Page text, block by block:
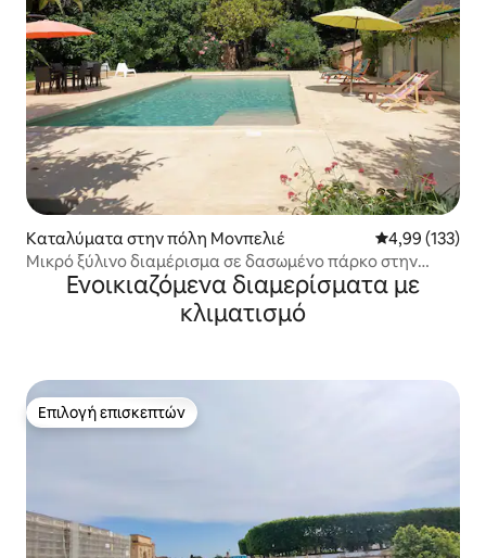
Καταλύματα στην πόλη Μονπελιέ Μέση
4,99 (133)
Μικρό ξύλινο διαμέρισμα σε δασωμένο πάρκο στην
Ενοικιαζόμενα διαμερίσματα με
κλιματισμό
Επιλογή επισκεπτών
Επιλογή επισκεπτών